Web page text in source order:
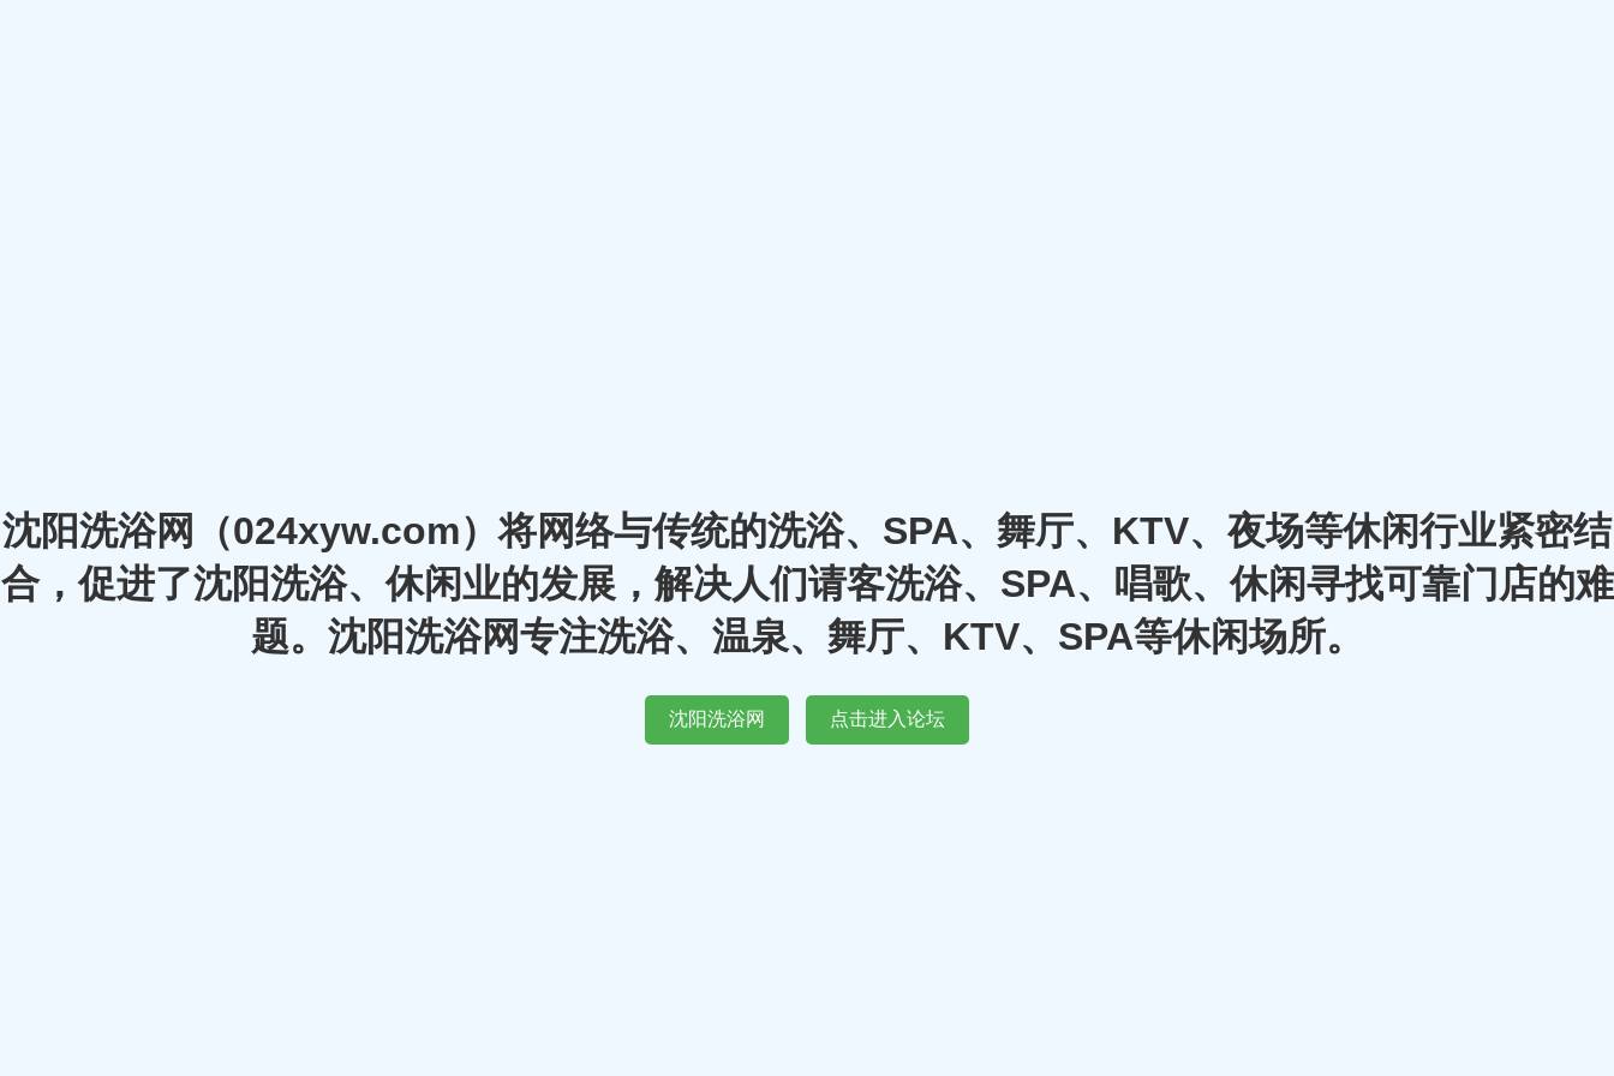
沈阳洗浴网（024xyw.com）将网络与传统的洗浴、SPA、舞厅、KTV、夜场等休闲行业紧密结
合，促进了沈阳洗浴、休闲业的发展，解决人们请客洗浴、SPA、唱歌、休闲寻找可靠门店的难
题。沈阳洗浴网专注洗浴、温泉、舞厅、KTV、SPA等休闲场所。
沈阳洗浴网 点击进入论坛